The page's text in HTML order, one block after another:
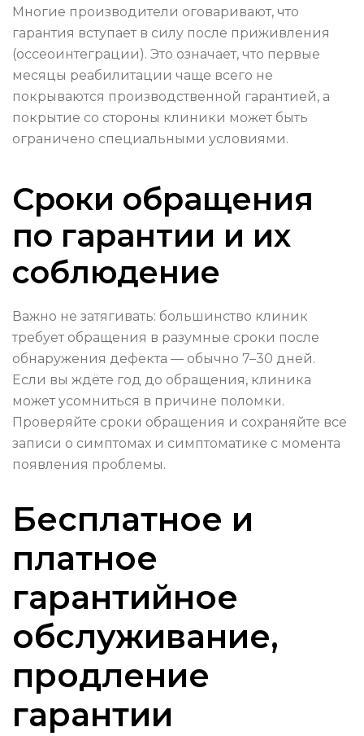
Многие производители оговаривают, что
гарантия вступает в силу после приживления
(оссеоинтеграции). Это означает, что первые
месяцы реабилитации чаще всего не
покрываются производственной гарантией, а
покрытие со стороны клиники может быть
ограничено специальными условиями.
Сроки обращения
по гарантии и их
соблюдение
Важно не затягивать: большинство клиник
требует обращения в разумные сроки после
обнаружения дефекта — обычно 7–30 дней.
Если вы ждёте год до обращения, клиника
может усомниться в причине поломки.
Проверяйте сроки обращения и сохраняйте все
записи о симптомах и симптоматике с момента
появления проблемы.
Бесплатное и
платное
гарантийное
обслуживание,
продление
гарантии